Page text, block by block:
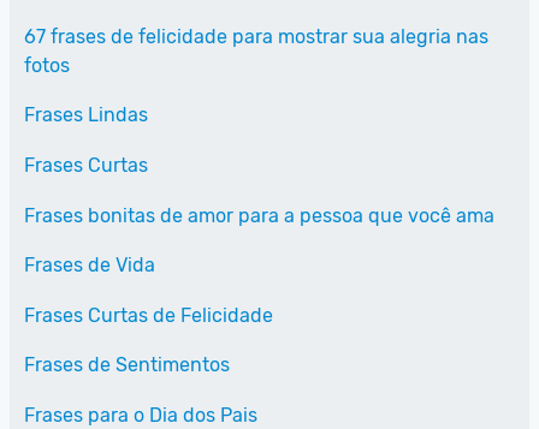
67 frases de felicidade para mostrar sua alegria nas
fotos
Frases Lindas
Frases Curtas
Frases bonitas de amor para a pessoa que você ama
Frases de Vida
Frases Curtas de Felicidade
Frases de Sentimentos
Frases para o Dia dos Pais